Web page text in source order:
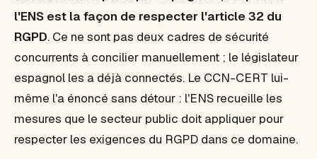
l'ENS est la façon de respecter l'article 32 du
RGPD. Ce ne sont pas deux cadres de sécurité
concurrents à concilier manuellement ; le législateur
espagnol les a déjà connectés. Le CCN-CERT lui-
même l'a énoncé sans détour : l'ENS recueille les
mesures que le secteur public doit appliquer pour
respecter les exigences du RGPD dans ce domaine.